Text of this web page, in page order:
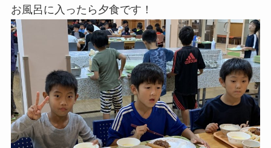
お風呂に入ったら夕食です！